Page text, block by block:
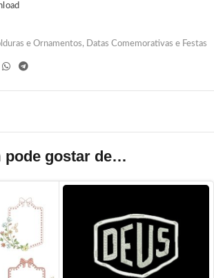
e Ornamentos, Datas Comemorativas e Festas
pode gostar de…